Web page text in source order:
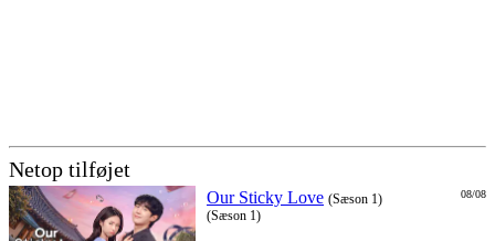
Netop tilføjet
08/08
Our Sticky Love (Sæson 1)
(Sæson 1)